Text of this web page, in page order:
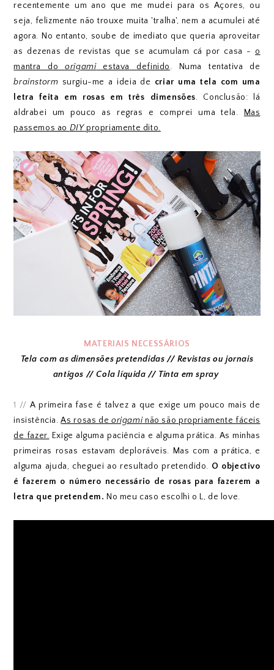
recentemente um ano que me mudei para os Açores, ou
seja, felizmente não trouxe muita 'tralha', nem a acumulei até
agora. No entanto, soube de imediato que queria aproveitar
as dezenas de revistas que se acumulam cá por casa - o
mantra doorigamiestava definido. Numa tentativa de
brainstorm surgiu-me a ideia de criar uma tela com uma
letra feita em rosas em três dimensões. Conclusão: lá
aldrabei um pouco as regras e comprei uma tela.
Mas
passemos ao DIYpropriamente dito.
MATERIAIS NECESSÁRIOS
Tela com as dimensões pretendidas // Revistas ou jornais
antigos // Cola líquida // Tinta em spray
1 // A primeira fase é talvez a que exige um pouco mais de
insistência.As rosas de origaminão são propriamente fáceis
de fazer. Exige alguma paciência e alguma prática. As minhas
primeiras rosas estavam deploráveis. Mas com a prática, e
alguma ajuda, cheguei ao resultado pretendido. O objectivo
é fazerem o número necessário de rosas para fazerem a
letra que pretendem. No meu caso escolhi o L, de love.